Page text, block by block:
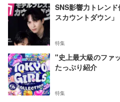
SNS影響力トレン
スカウントダウン」
特集
"史上最大級のファ
たっぷり紹介
特集